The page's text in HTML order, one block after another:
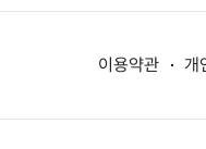
이용약관 개